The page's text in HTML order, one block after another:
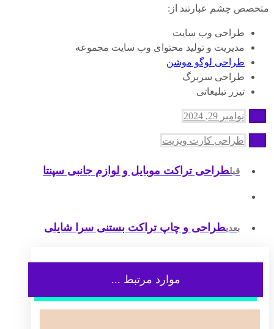
متخصص چشم عبارتند از:
طراحی وب سایت
مدیریت و تولید محتوای وب سایت مجموعه
طراحی لوگو موشن
طراحی سربرگ
تیزر تبلیغاتی
نوامبر 29, 2024
طراحی کارت ویزیت
قبلطراحی تراکت موبایل و لوازم جانبی سپنتا
بعدیطراحی و چاپ تراکت بستنی سرا شایلی
موارد مرتبط ...